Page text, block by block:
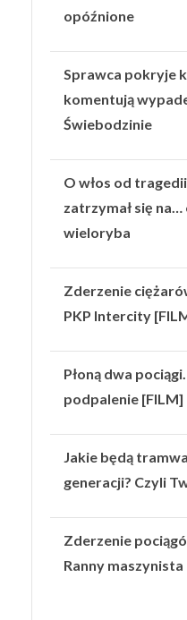
opóźnione
Sprawca pokryje
komentują
Świebodzinie
O włos od
zatrzymał się na…
wieloryba
Zderzenie
PKP Intercity
Płoną dwa
podpalenie [FILM]
Jakie będą
generacji? Czyli
Zderzenie
Ranny maszynista